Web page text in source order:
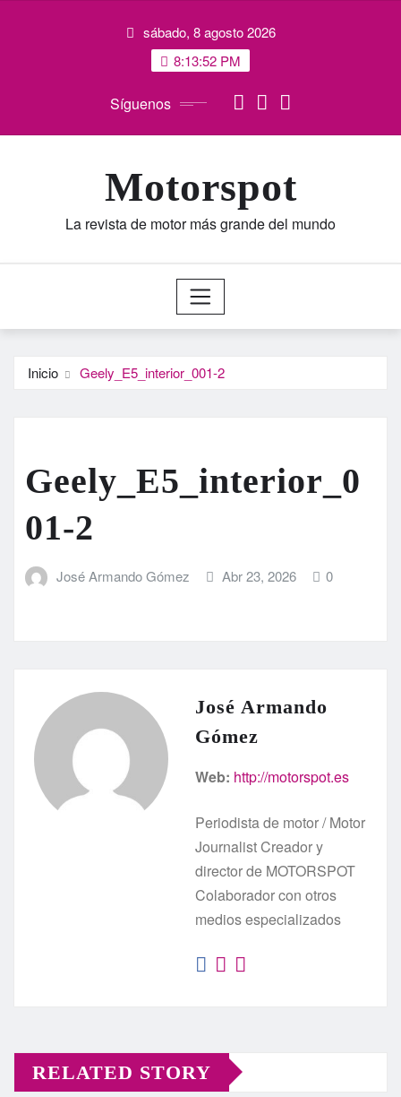
sábado, 8 agosto 2026
8:13:52 PM
Síguenos
Motorspot
La revista de motor más grande del mundo
Inicio Geely_E5_interior_001-2
Geely_E5_interior_0
01-2
José Armando Gómez Abr 23, 2026 0
José Armando
Gómez
Web: http://motorspot.es
Periodista de motor / Motor
Journalist Creador y
director de MOTORSPOT
Colaborador con otros
medios especializados
RELATED STORY